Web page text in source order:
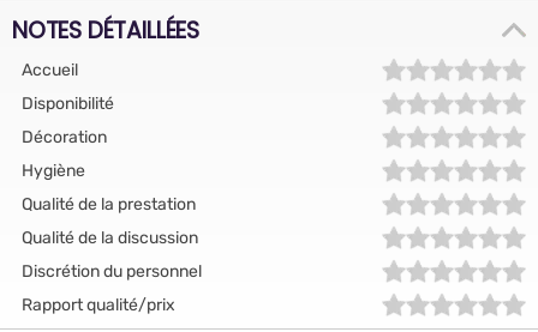
NOTES DÉTAILLÉES
Accueil
Disponibilité
Décoration
Hygiène
Qualité de la prestation
Qualité de la discussion
Discrétion du personnel
Rapport qualité/prix